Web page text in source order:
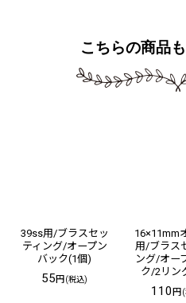
こちらの商品
39ss用/ブラスセッ
ティング/オープン
バック(1個)
55円(税込)
16×11mm
用/ブラス
ング/オー
ク/2リン
110円